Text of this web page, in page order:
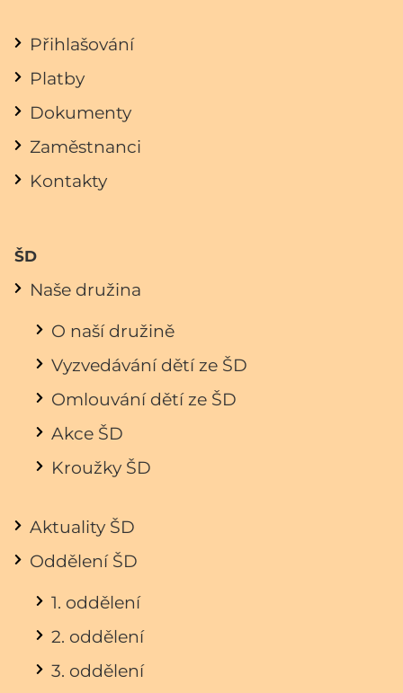
Přihlašování
Platby
Dokumenty
Zaměstnanci
Kontakty
ŠD
Naše družina
O naší družině
Vyzvedávání dětí ze ŠD
Omlouvání dětí ze ŠD
Akce ŠD
Kroužky ŠD
Aktuality ŠD
Oddělení ŠD
1. oddělení
2. oddělení
3. oddělení